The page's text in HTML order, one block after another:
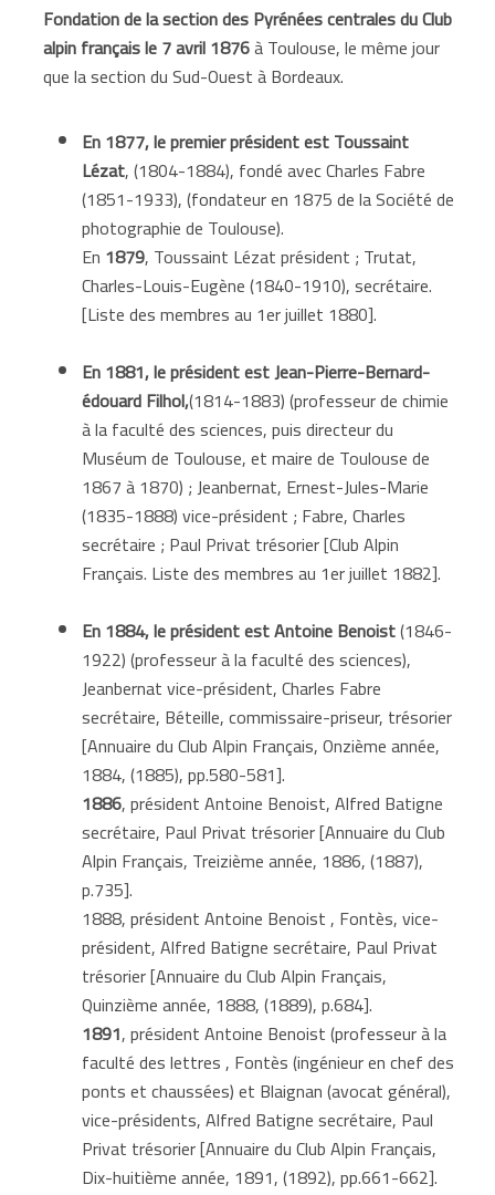
Fondation de la section des Pyrénées centrales du Club
alpin français le 7 avril 1876à Toulouse, le même jour
que la section du Sud-Ouest à Bordeaux.
En 1877, le premier président est Toussaint
Lézat, (1804-1884), fondé avec Charles Fabre
(1851-1933), (fondateur en 1875 de la Société de
photographie de Toulouse).
En 1879, Toussaint Lézat président ; Trutat,
Charles-Louis-Eugène (1840-1910), secrétaire.
[Liste des membres au 1er juillet 1880].
En 1881, leprésident estJean-Pierre-Bernard-
édouard Filhol,(1814-1883) (professeur de chimie
à la faculté des sciences, puis directeur du
Muséum de Toulouse, et maire de Toulouse de
1867 à 1870) ; Jeanbernat, Ernest-Jules-Marie
(1835-1888) vice-président ; Fabre, Charles
secrétaire ; Paul Privat trésorier [Club Alpin
Français. Liste des membres au 1er juillet 1882].
En 1884,leprésident estAntoine Benoist(1846-
1922) (professeur à la faculté des sciences),
Jeanbernat vice-président, Charles Fabre
secrétaire, Béteille, commissaire-priseur, trésorier
[Annuaire du Club Alpin Français, Onzième année,
1884, (1885), pp.580-581].
1886, président Antoine Benoist, Alfred Batigne
secrétaire, Paul Privat trésorier [Annuaire du Club
Alpin Français, Treizième année, 1886, (1887),
p.735].
1888, président Antoine Benoist , Fontès, vice-
président, Alfred Batigne secrétaire, Paul Privat
trésorier [Annuaire du Club Alpin Français,
Quinzième année, 1888, (1889), p.684].
1891, président Antoine Benoist (professeur à la
faculté des lettres , Fontès (ingénieur en chef des
ponts et chaussées) et Blaignan (avocat général),
vice-présidents, Alfred Batigne secrétaire, Paul
Privat trésorier [Annuaire du Club Alpin Français,
Dix-huitième année, 1891, (1892), pp.661-662].